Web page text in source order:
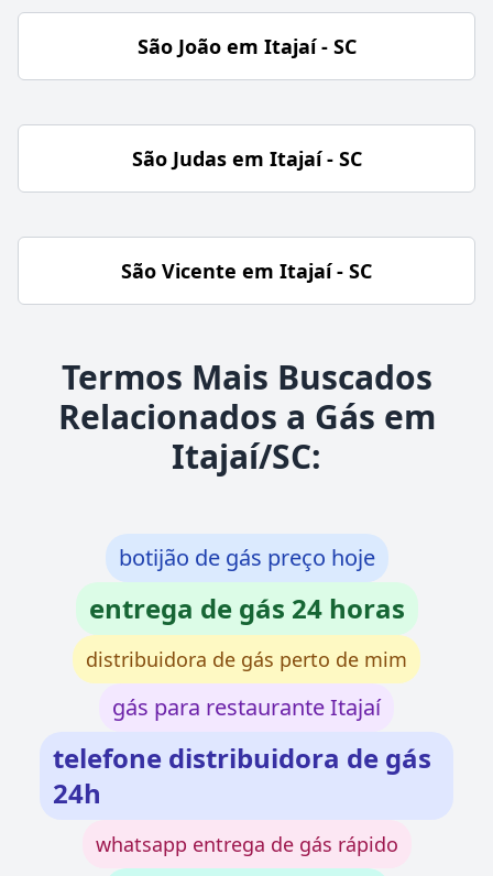
São João em Itajaí - SC
São Judas em Itajaí - SC
São Vicente em Itajaí - SC
Termos Mais Buscados
Relacionados a Gás em
Itajaí/SC:
botijão de gás preço hoje
entrega de gás 24 horas
distribuidora de gás perto de mim
gás para restaurante Itajaí
telefone distribuidora de gás
24h
whatsapp entrega de gás rápido